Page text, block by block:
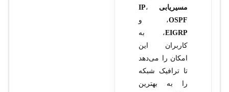
مسیر‌یابی IP ،
OSPF، و
EIGRP، به
کاربران این
امکان را می‌دهد
تا ترافیک شبکه
را به بهترین